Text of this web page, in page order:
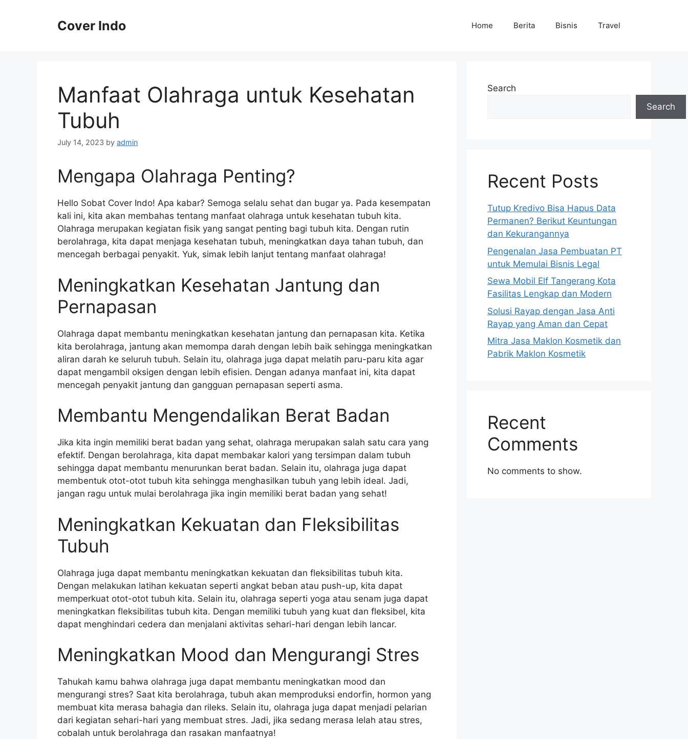
Cover Indo Home Berita Bisnis Travel
Manfaat Olahraga untuk Kesehatan
Tubuh
July 14, 2023 by admin
Mengapa Olahraga Penting?
Hello Sobat Cover Indo! Apa kabar? Semoga selalu sehat dan bugar ya. Pada kesempatan
kali ini, kita akan membahas tentang manfaat olahraga untuk kesehatan tubuh kita.
Olahraga merupakan kegiatan fisik yang sangat penting bagi tubuh kita. Dengan rutin
berolahraga, kita dapat menjaga kesehatan tubuh, meningkatkan daya tahan tubuh, dan
mencegah berbagai penyakit. Yuk, simak lebih lanjut tentang manfaat olahraga!
Meningkatkan Kesehatan Jantung dan
Pernapasan
Olahraga dapat membantu meningkatkan kesehatan jantung dan pernapasan kita. Ketika
kita berolahraga, jantung akan memompa darah dengan lebih baik sehingga meningkatkan
aliran darah ke seluruh tubuh. Selain itu, olahraga juga dapat melatih paru-paru kita agar
dapat mengambil oksigen dengan lebih efisien. Dengan adanya manfaat ini, kita dapat
mencegah penyakit jantung dan gangguan pernapasan seperti asma.
Membantu Mengendalikan Berat Badan
Jika kita ingin memiliki berat badan yang sehat, olahraga merupakan salah satu cara yang
efektif. Dengan berolahraga, kita dapat membakar kalori yang tersimpan dalam tubuh
sehingga dapat membantu menurunkan berat badan. Selain itu, olahraga juga dapat
membentuk otot-otot tubuh kita sehingga menghasilkan tubuh yang lebih ideal. Jadi,
jangan ragu untuk mulai berolahraga jika ingin memiliki berat badan yang sehat!
Meningkatkan Kekuatan dan Fleksibilitas
Tubuh
Olahraga juga dapat membantu meningkatkan kekuatan dan fleksibilitas tubuh kita.
Dengan melakukan latihan kekuatan seperti angkat beban atau push-up, kita dapat
memperkuat otot-otot tubuh kita. Selain itu, olahraga seperti yoga atau senam juga dapat
meningkatkan fleksibilitas tubuh kita. Dengan memiliki tubuh yang kuat dan fleksibel, kita
dapat menghindari cedera dan menjalani aktivitas sehari-hari dengan lebih lancar.
Meningkatkan Mood dan Mengurangi Stres
Tahukah kamu bahwa olahraga juga dapat membantu meningkatkan mood dan
mengurangi stres? Saat kita berolahraga, tubuh akan memproduksi endorfin, hormon yang
membuat kita merasa bahagia dan rileks. Selain itu, olahraga juga dapat menjadi pelarian
dari kegiatan sehari-hari yang membuat stres. Jadi, jika sedang merasa lelah atau stres,
cobalah untuk berolahraga dan rasakan manfaatnya!
Search
Search
Recent Posts
Tutup Kredivo Bisa Hapus Data
Permanen? Berikut Keuntungan
dan Kekurangannya
Pengenalan Jasa Pembuatan PT
untuk Memulai Bisnis Legal
Sewa Mobil Elf Tangerang Kota
Fasilitas Lengkap dan Modern
Solusi Rayap dengan Jasa Anti
Rayap yang Aman dan Cepat
Mitra Jasa Maklon Kosmetik dan
Pabrik Maklon Kosmetik
Recent
Comments
No comments to show.